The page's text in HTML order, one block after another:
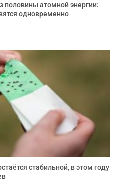
половины атомной энергии:
одновременно
стабильной, в этом году